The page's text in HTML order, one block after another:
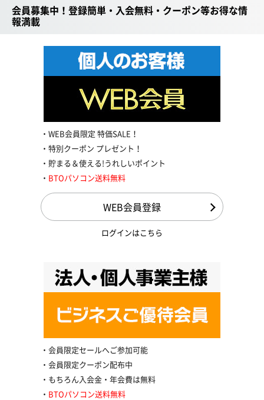
会員募集中！登録簡単・入会無料・クーポン等お得な情
報満載
WEB会員限定 特価SALE！
特別クーポン プレゼント！
貯まる＆使える!うれしいポイント
BTOパソコン送料無料
WEB会員登録
ログインはこちら
会員限定セールへご参加可能
会員限定クーポン配布中
もちろん入会金・年会費は無料
BTOパソコン送料無料